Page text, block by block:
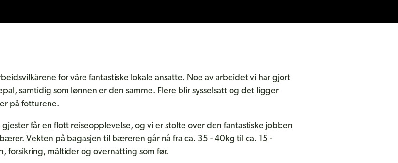
for våre fantastiske lokale ansatte. Noe av arbeidet vi har gjort
samtidig som lønnen er den samme. Flere blir sysselsatt og det ligger
på fotturene.
får en flott reiseopplevelse, og vi er stolte over den fantastiske jobben
Vekten på bagasjen til bæreren går nå fra ca. 35 - 40kg til ca. 15 -
forsikring, måltider og overnatting som før.